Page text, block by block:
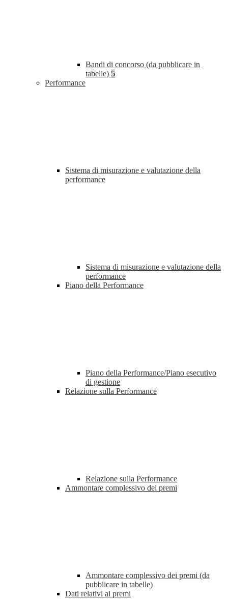
Bandi di concorso (da pubblicare in
tabelle) 5
Performance
Sistema di misurazione e valutazione della
performance
Sistema di misurazione e valutazione della
performance
Piano della Performance
Piano della Performance/Piano esecutivo
di gestione
Relazione sulla Performance
Relazione sulla Performance
Ammontare complessivo dei premi
Ammontare complessivo dei premi (da
pubblicare in tabelle)
Dati relativi ai premi